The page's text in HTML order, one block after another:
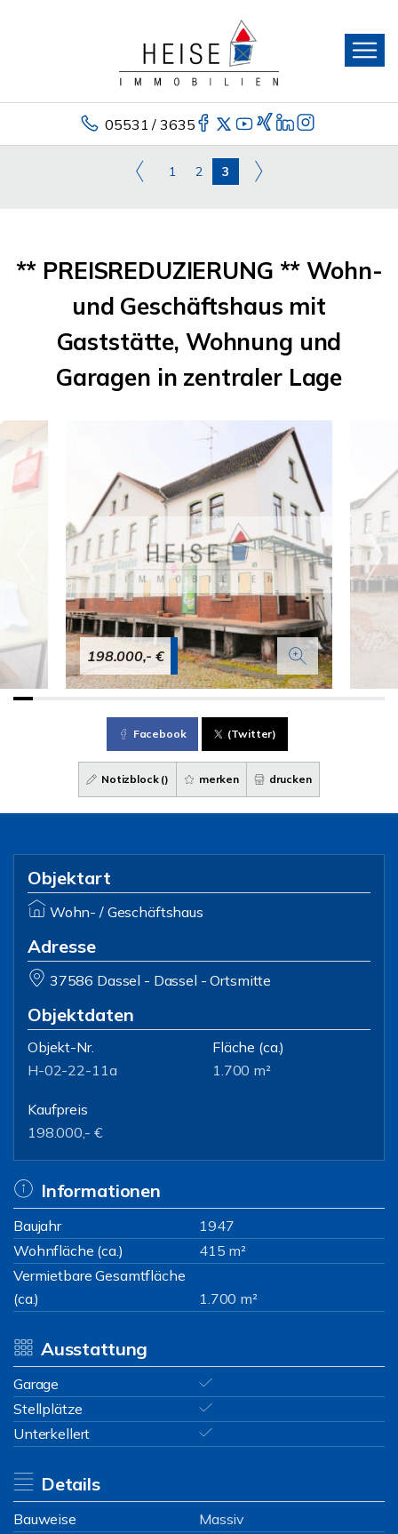
05531 / 3635
1 2 3
** PREISREDUZIERUNG ** Wohn-
und Geschäftshaus mit
Gaststätte, Wohnung und
Garagen in zentraler Lage
198.000,- €
Facebook (Twitter)
Notizblock () merken drucken
Objektart
Wohn- / Geschäftshaus
Adresse
37586 Dassel - Dassel - Ortsmitte
Objektdaten
Objekt-Nr.
H-02-22-11a
Fläche (ca.)
1.700 m²
Kaufpreis
198.000,- €
Informationen
Baujahr
1947
Wohnfläche (ca.)
415 m²
Vermietbare Gesamtfläche
(ca.)
1.700 m²
Ausstattung
Garage
Stellplätze
Unterkellert
Details
Bauweise
Massiv